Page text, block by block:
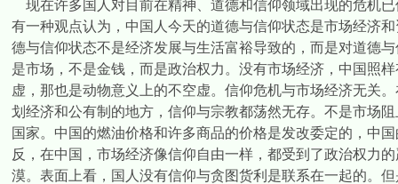
现在许多国人对目前在精神、道德和信仰领域出现的危机
有一种观点认为，中国人今天的道德与信仰状态是市场经济
德与信仰状态不是经济发展与生活富裕导致的，而是对道德
是市场，不是金钱，而是政治权力。没有市场经济，中国照
虚，那也是动物意义上的不空虚。信仰危机与市场经济无关
划经济和公有制的地方，信仰与宗教都荡然无存。不是市场
国家。中国的燃油价格和许多商品的价格是发改委定的，中
反，在中国，市场经济像信仰自由一样，都受到了政治权力
漠。表面上看，国人没有信仰与贪图货利是联系在一起的。